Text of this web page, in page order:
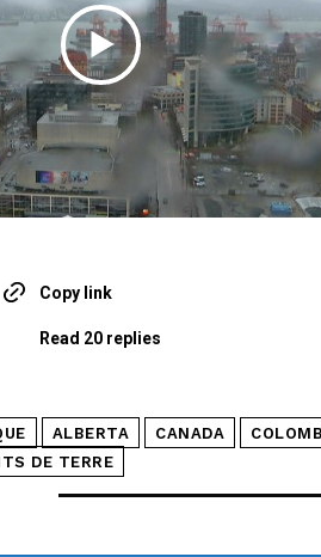
Copy link
Read 20 replies
ALBERTA CANADA
DE TERRE